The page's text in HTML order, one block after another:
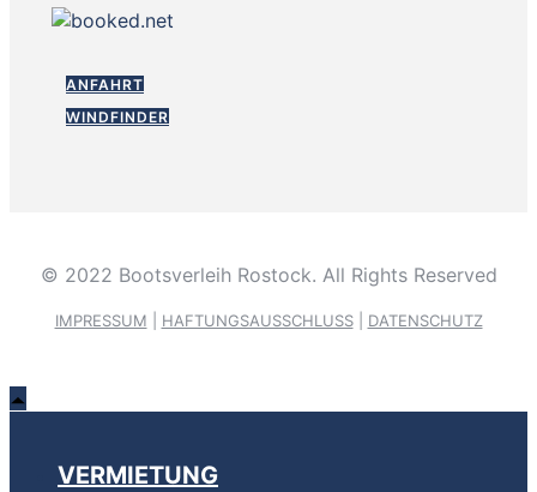
ANFAHRT
WINDFINDER
© 2022 Bootsverleih Rostock. All Rights Reserved
IMPRESSUM HAFTUNGSAUSSCHLUSS| DATENSCHUTZ
VERMIETUNG